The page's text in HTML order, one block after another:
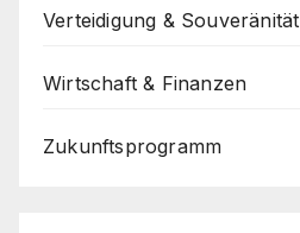
Verteidigung & Souveränität
Wirtschaft & Finanzen
Zukunftsprogramm